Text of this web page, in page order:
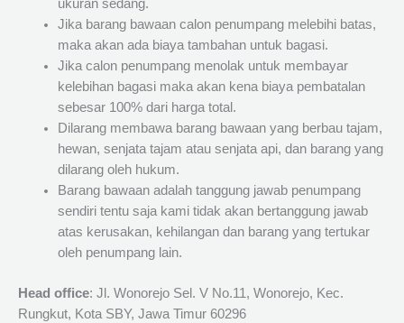
ukuran sedang.
Jika barang bawaan calon penumpang melebihi batas,
maka akan ada biaya tambahan untuk bagasi.
Jika calon penumpang menolak untuk membayar
kelebihan bagasi maka akan kena biaya pembatalan
sebesar 100% dari harga total.
Dilarang membawa barang bawaan yang berbau tajam,
hewan, senjata tajam atau senjata api, dan barang yang
dilarang oleh hukum.
Barang bawaan adalah tanggung jawab penumpang
sendiri tentu saja kami tidak akan bertanggung jawab
atas kerusakan, kehilangan dan barang yang tertukar
oleh penumpang lain.
Head office: Jl. Wonorejo Sel. V No.11, Wonorejo, Kec.
Rungkut, Kota SBY, Jawa Timur 60296